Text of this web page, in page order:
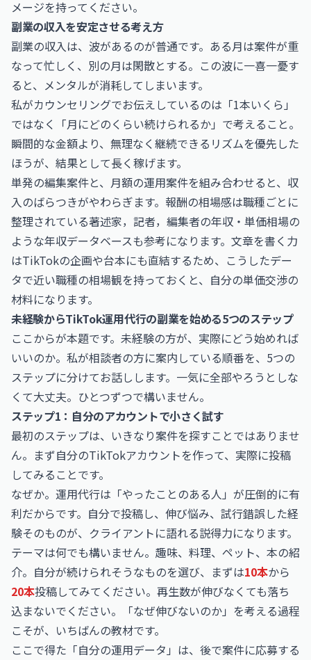
メージを持ってください。
副業の収入を安定させる考え方
副業の収入は、波があるのが普通です。ある月は案件が重
なって忙しく、別の月は閑散とする。この波に一喜一憂す
ると、メンタルが消耗してしまいます。
私がカウンセリングでお伝えしているのは「1本いくら」
ではなく「月にどのくらい続けられるか」で考えること。
瞬間的な金額より、無理なく継続できるリズムを優先した
ほうが、結果として長く稼げます。
単発の編集案件と、月額の運用案件を組み合わせると、収
入のばらつきがやわらぎます。報酬の相場感は職種ごとに
整理されている著述家，記者，編集者の年収・単価相場の
ような年収データベースも参考になります。文章を書く力
はTikTokの企画や台本にも直結するため、こうしたデー
タで近い職種の相場観を持っておくと、自分の単価交渉の
材料になります。
未経験からTikTok運用代行の副業を始める5つのステップ
ここからが本題です。未経験の方が、実際にどう始めれば
いいのか。私が相談者の方に案内している順番を、5つの
ステップに分けてお話しします。一気に全部やろうとしな
くて大丈夫。ひとつずつで構いません。
ステップ1：自分のアカウントで小さく試す
最初のステップは、いきなり案件を探すことではありませ
ん。まず自分のTikTokアカウントを作って、実際に投稿
してみることです。
なぜか。運用代行は「やったことのある人」が圧倒的に有
利だからです。自分で投稿し、伸び悩み、試行錯誤した経
験そのものが、クライアントに語れる説得力になります。
テーマは何でも構いません。趣味、料理、ペット、本の紹
介。自分が続けられそうなものを選び、まずは10本から
20本投稿してみてください。再生数が伸びなくても落ち
込まないでください。「なぜ伸びないのか」を考える過程
こそが、いちばんの教材です。
ここで得た「自分の運用データ」は、後で案件に応募する